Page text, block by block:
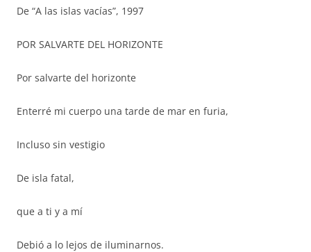
De “A las islas vacías”, 1997
POR SALVARTE DEL HORIZONTE
Por salvarte del horizonte
Enterré mi cuerpo una tarde de mar en furia,
Incluso sin vestigio
De isla fatal,
que a ti y a mí
Debió a lo lejos de iluminarnos.